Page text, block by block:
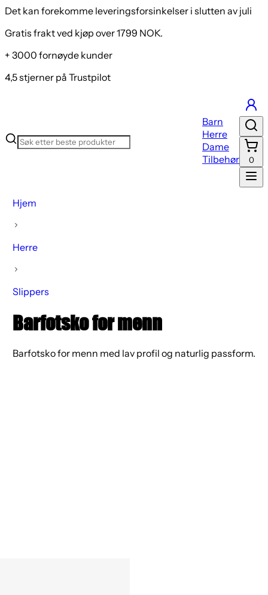
Det kan forekomme leveringsforsinkelser i slutten av juli
Gratis frakt ved kjøp over 1799 NOK.
+ 3000 fornøyde kunder
4,5 stjerner på Trustpilot
Barn
Herre
Dame
Tilbehør
0
Hjem
Herre
Slippers
Barfotsko for menn
Barfotsko for menn med lav profil og naturlig passform.